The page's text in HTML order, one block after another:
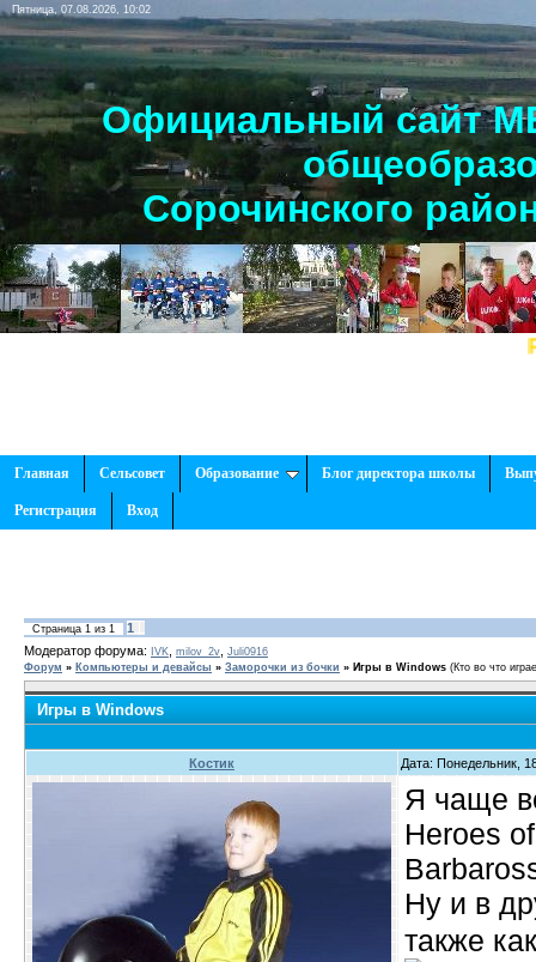
Пятница, 07.08.2026, 10:02
Официальный сайт
Сорочинского
Рады
Главная Сельсовет Образование Блог директора школы
Регистрация Вход
Страница 1 из 1
1
Модератор форума:
IVK, milov_2v, Juli0916
Форум » Компьютеры и девайсы » Заморочки из бочки » Игры в Windows (Кто во что
Игры в Windows
Костик Дата: Понедельник,
Я чаще
Heroes
Ну и в
также